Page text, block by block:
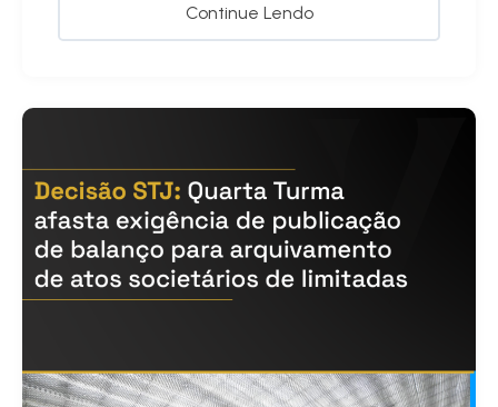
Continue Lendo